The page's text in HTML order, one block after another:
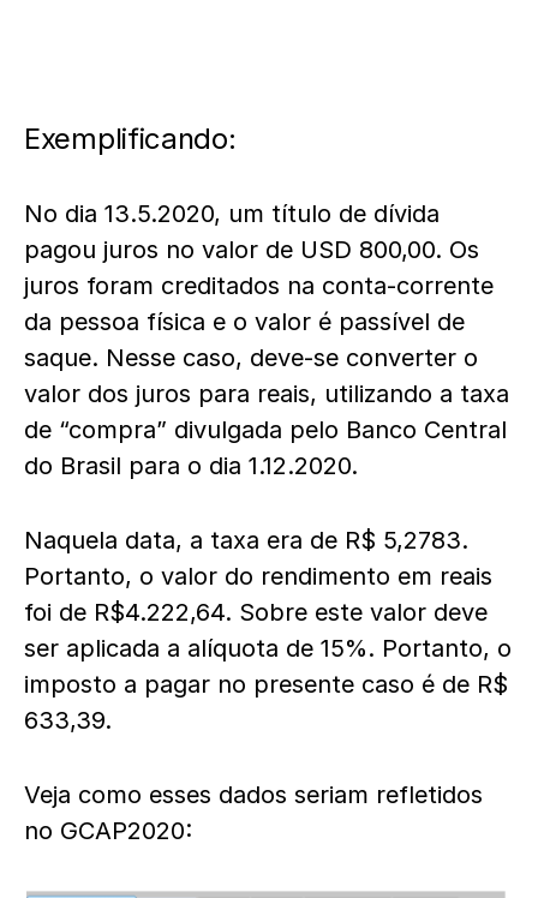
Exemplificando:
No dia 13.5.2020, um título de dívida
pagou juros no valor de USD 800,00. Os
juros foram creditados na conta-corrente
da pessoa física e o valor é passível de
saque. Nesse caso, deve-se converter o
valor dos juros para reais, utilizando a taxa
de “compra” divulgada pelo Banco Central
do Brasil para o dia 1.12.2020.
Naquela data, a taxa era de R$ 5,2783.
Portanto, o valor do rendimento em reais
foi de R$4.222,64. Sobre este valor deve
ser aplicada a alíquota de 15%. Portanto, o
imposto a pagar no presente caso é de R$
633,39.
Veja como esses dados seriam refletidos
no GCAP2020: